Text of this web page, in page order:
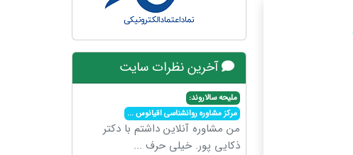
آخرین نظرات سایت
ملیحه سالاروند:
مرکز مشاوره روانشناسی اقیانوس...
من مشاوره آنلاین داشتم با دکتر
ذکایی پور. خیلی حرف ...